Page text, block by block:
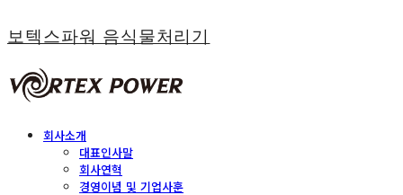
보텍스파워 음식물처리기
회사소개
대표인사말
회사연혁
경영이념 및 기업사훈